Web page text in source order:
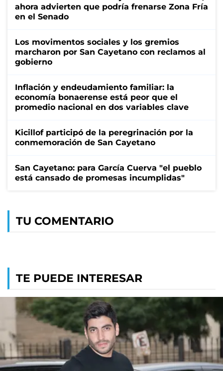
ahora advierten que podría frenarse Zona Fría
en el Senado
Los movimentos sociales y los gremios
marcharon por San Cayetano con reclamos al
gobierno
Inflación y endeudamiento familiar: la
economía bonaerense está peor que el
promedio nacional en dos variables clave
Kicillof participó de la peregrinación por la
conmemoración de San Cayetano
San Cayetano: para García Cuerva "el pueblo
está cansado de promesas incumplidas"
TU COMENTARIO
TE PUEDE INTERESAR